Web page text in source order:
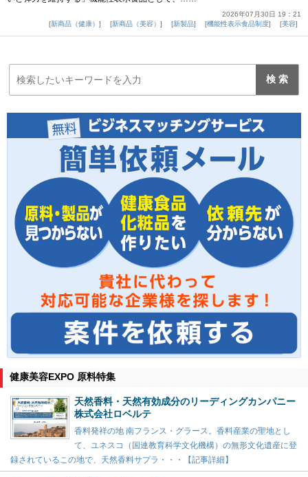
2026年07月30日 19：21
新商品（健康）
新商品（美容） 新製品 機能性表示食品制度 美容
健康美容EXPO 原料特集
天然香料・天然有効成分のリーディングカンパニー
株式会社ロベルテ
香料発祥の地 南フランス・グラース。香料産業の聖地とし
て、ユネスコ（国連教育科学文化機構）の無形文化遺産に登
録されているこの地で、天然香料サプラ・・・【記事詳細】